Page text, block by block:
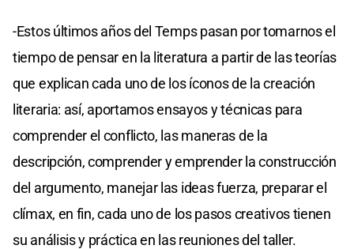
-Estos últimos años del Temps pasan por tomarnos el
tiempo de pensar en la literatura a partir de las teorías
que explican cada uno de los íconos de la creación
literaria: así, aportamos ensayos y técnicas para
comprender el conflicto, las maneras de la
descripción, comprender y emprender la construcción
del argumento, manejar las ideas fuerza, preparar el
clímax, en fin, cada uno de los pasos creativos tienen
su análisis y práctica en las reuniones del taller.